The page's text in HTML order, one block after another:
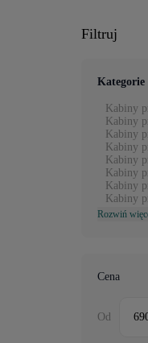
Filtruj
Kategorie
Kabiny
Kabiny
Kabiny
Kabiny
Kabiny
Kabiny
Kabiny
Kabiny
Kabiny
Kabiny
Kabiny
Kabiny
Rozwiń
Cena
Od